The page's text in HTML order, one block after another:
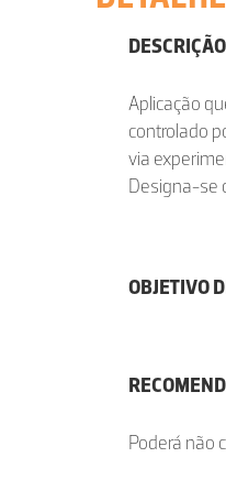
DESCRIÇÃO
Aplicação
controlado
via
Designa-se
OBJETIVO
Poderá não